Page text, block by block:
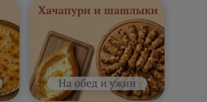
Хачапури и шашлыки